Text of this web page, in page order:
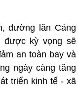
đường lăn Cảng
được kỳ vọng sẽ
an toàn bay và
ngày càng tăng
triển kinh tế - xã